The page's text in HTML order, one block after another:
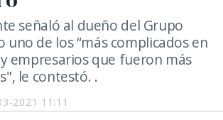
2021 11:11
señaló al dueño del Grupo
uno de los “más complicados en
empresarios que fueron más
le contestó. .